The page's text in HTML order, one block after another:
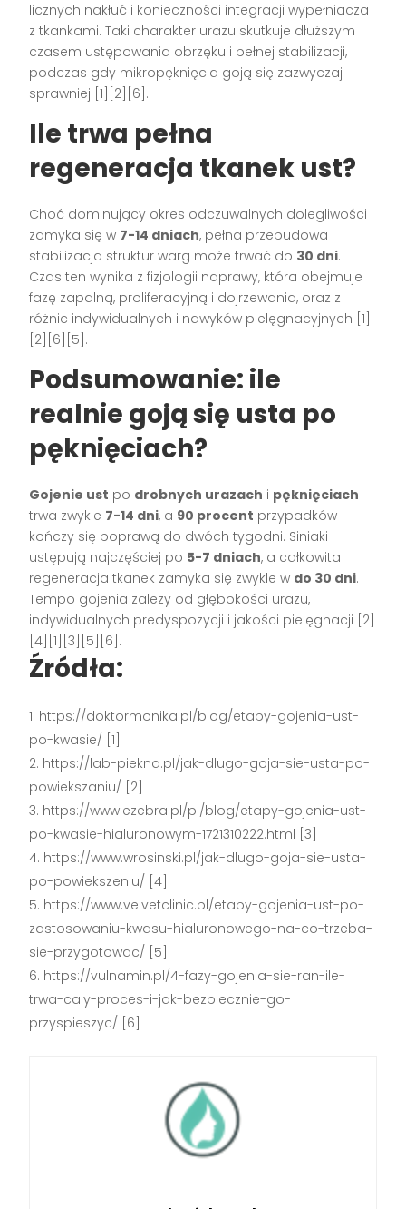
licznych nakłuć i konieczności integracji wypełniacza
z tkankami. Taki charakter urazu skutkuje dłuższym
czasem ustępowania obrzęku i pełnej stabilizacji,
podczas gdy mikropęknięcia goją się zazwyczaj
sprawniej [1][2][6].
Ile trwa pełna
regeneracja tkanek ust?
Choć dominujący okres odczuwalnych dolegliwości
zamyka się w 7-14 dniach, pełna przebudowa i
stabilizacja struktur warg może trwać do 30 dni.
Czas ten wynika z fizjologii naprawy, która obejmuje
fazę zapalną, proliferacyjną i dojrzewania, oraz z
różnic indywidualnych i nawyków pielęgnacyjnych [1]
[2][6][5].
Podsumowanie: ile
realnie goją się usta po
pęknięciach?
Gojenie ust po drobnych urazach i pęknięciach
trwa zwykle 7-14 dni, a 90 procent przypadków
kończy się poprawą do dwóch tygodni. Siniaki
ustępują najczęściej po 5-7 dniach, a całkowita
regeneracja tkanek zamyka się zwykle w do 30 dni.
Tempo gojenia zależy od głębokości urazu,
indywidualnych predyspozycji i jakości pielęgnacji [2]
[4][1][3][5][6].
Źródła:
https://doktormonika.pl/blog/etapy-gojenia-ust-
po-kwasie/ [1]
https://lab-piekna.pl/jak-dlugo-goja-sie-usta-po-
powiekszaniu/ [2]
https://www.ezebra.pl/pl/blog/etapy-gojenia-ust-
po-kwasie-hialuronowym-1721310222.html [3]
https://www.wrosinski.pl/jak-dlugo-goja-sie-usta-
po-powiekszeniu/ [4]
https://www.velvetclinic.pl/etapy-gojenia-ust-po-
zastosowaniu-kwasu-hialuronowego-na-co-trzeba-
sie-przygotowac/ [5]
https://vulnamin.pl/4-fazy-gojenia-sie-ran-ile-
trwa-caly-proces-i-jak-bezpiecznie-go-
przyspieszyc/ [6]